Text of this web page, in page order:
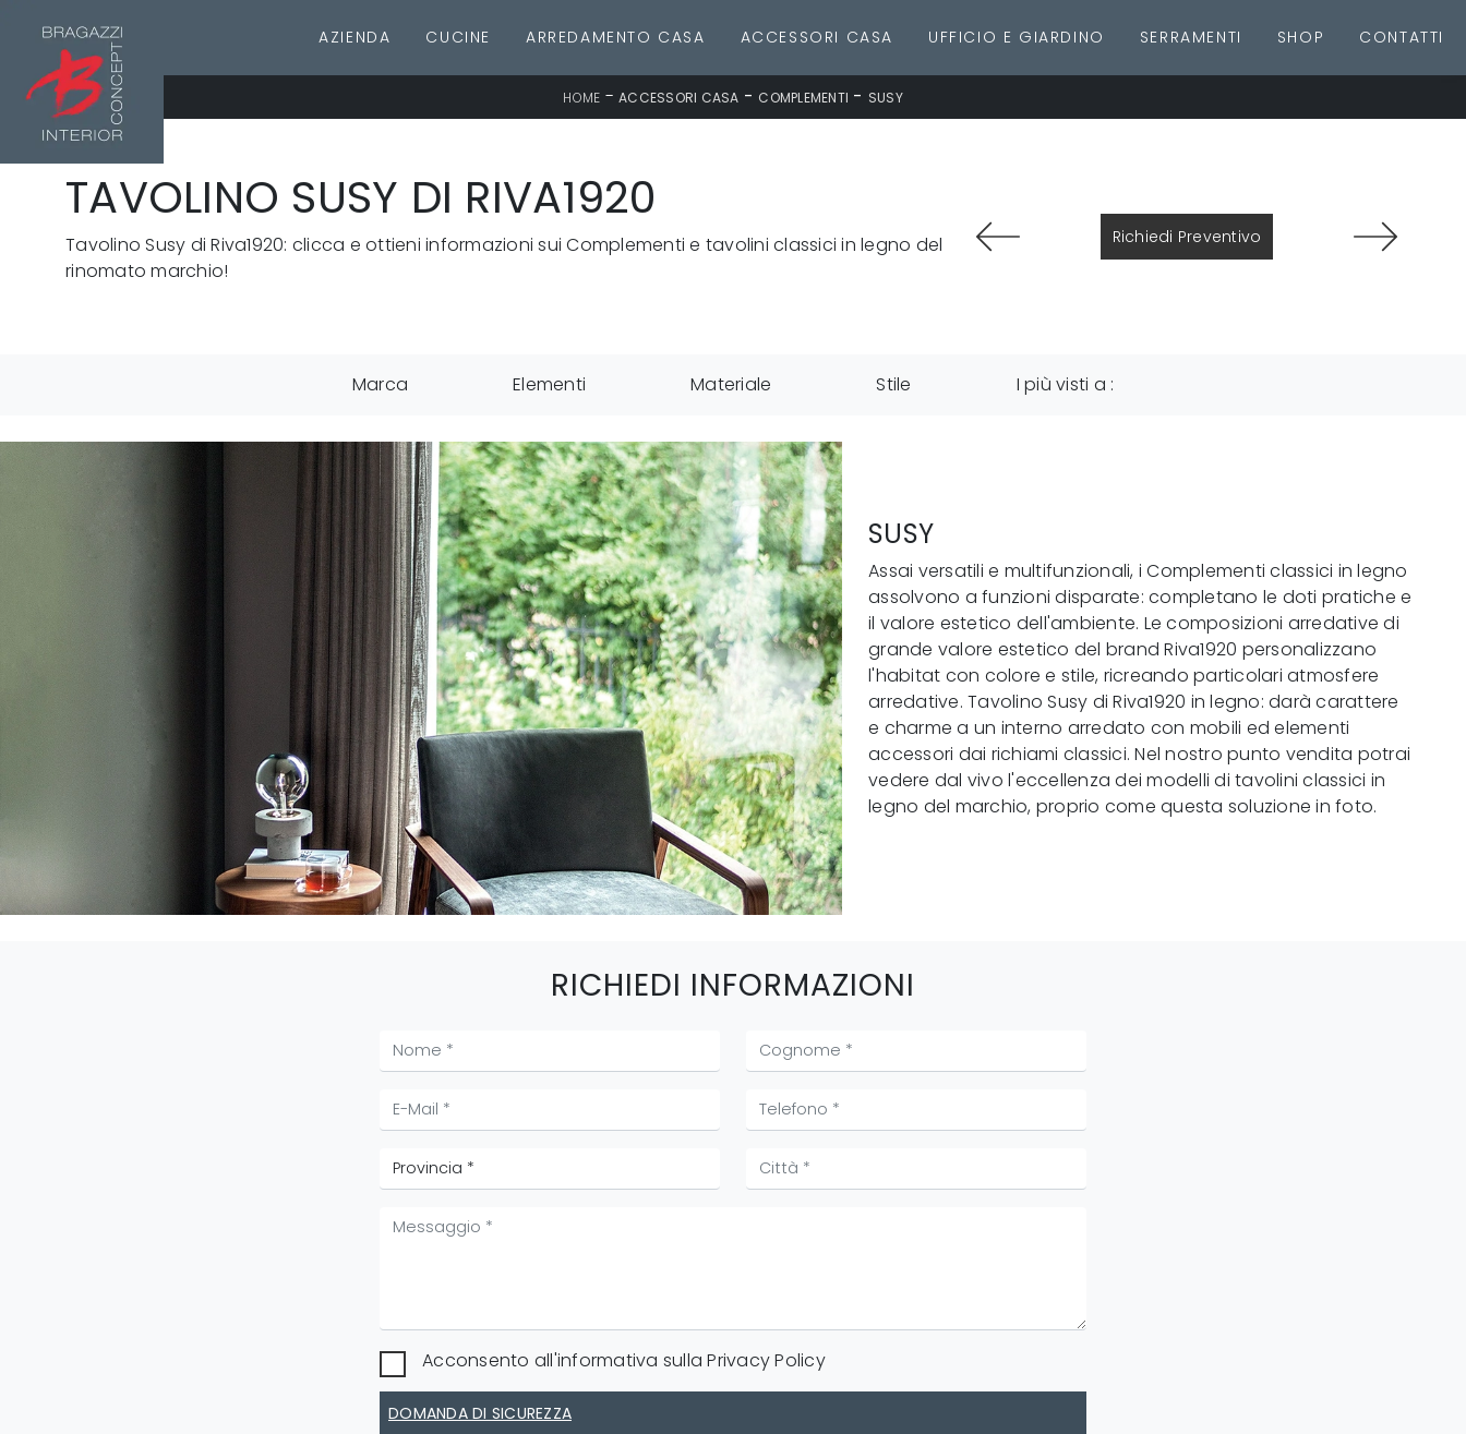
AZIENDA CUCINE ARREDAMENTO CASA ACCESSORI CASA UFFICIO E GIARDINO SERRAMENTI SHOP CONTATTI
HOME - ACCESSORI CASA - COMPLEMENTI - SUSY
TAVOLINO SUSY DI RIVA1920
Tavolino Susy di Riva1920: clicca e ottieni informazioni sui Complementi e tavolini classici in legno del
rinomato marchio!
Richiedi Preventivo
Marca Elementi Materiale Stile I più visti a :
SUSY
Assai versatili e multifunzionali, i Complementi classici in legno
assolvono a funzioni disparate: completano le doti pratiche e
il valore estetico dell'ambiente. Le composizioni arredative di
grande valore estetico del brand Riva1920 personalizzano
l'habitat con colore e stile, ricreando particolari atmosfere
arredative. Tavolino Susy di Riva1920 in legno: darà carattere
e charme a un interno arredato con mobili ed elementi
accessori dai richiami classici. Nel nostro punto vendita potrai
vedere dal vivo l'eccellenza dei modelli di tavolini classici in
legno del marchio, proprio come questa soluzione in foto.
RICHIEDI INFORMAZIONI
Acconsento all'informativa sullaPrivacy Policy
DOMANDA DI SICUREZZA